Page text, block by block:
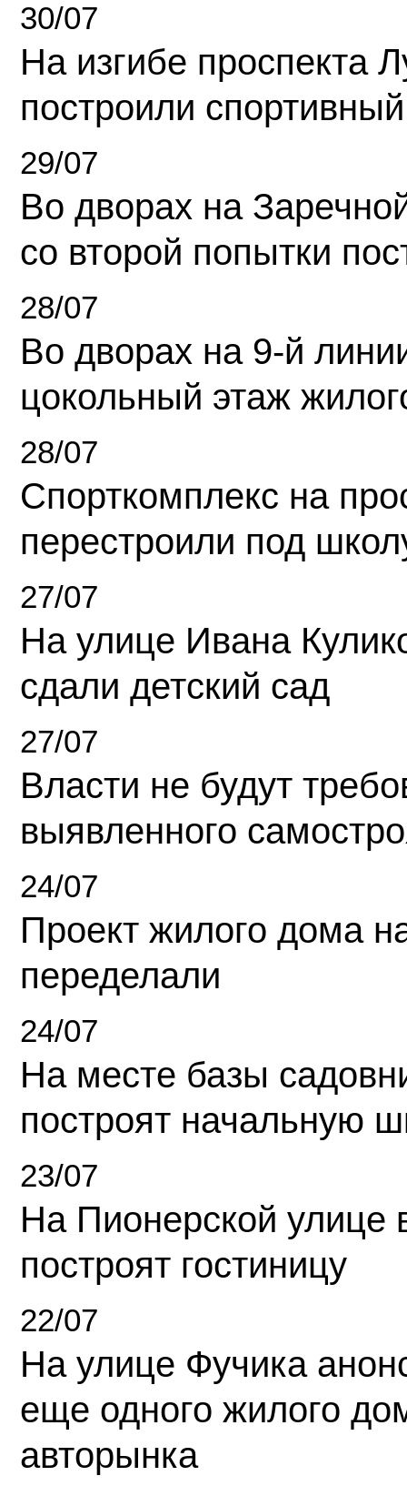
30/07
На изгибе проспекта
построили
29/07
Во дворах на
со второй попытки
28/07
Во дворах на 9-й
цокольный этаж
28/07
Спорткомплекс на
перестроили под
27/07
На улице Ивана
сдали детский сад
27/07
Власти не будут
выявленного
24/07
Проект жилого дома
переделали
24/07
На месте базы
построят начальную
23/07
На Пионерской улице
построят гостиницу
22/07
На улице Фучика
еще одного жилого
авторынка